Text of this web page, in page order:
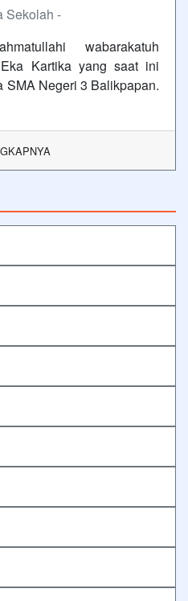
Sekolah -
wabarakatuh
Kartika yang saat ini
SMA Negeri 3 Balikpapan.